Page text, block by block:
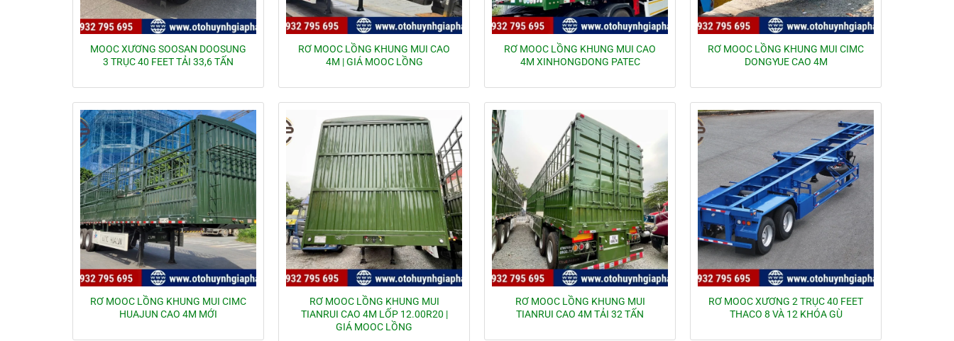
MOOC XƯƠNG SOOSAN DOOSUNG
3 TRỤC 40 FEET TẢI 33,6 TẤN
RƠ MOOC LỒNG KHUNG MUI CAO
4M | GIÁ MOOC LỒNG
RƠ MOOC LỒNG KHUNG MUI CAO
4M XINHONGDONG PATEC
RƠ MOOC LỒNG KHUNG MUI CIMC
DONGYUE CAO 4M
RƠ MOOC LỒNG KHUNG MUI CIMC
HUAJUN CAO 4M MỚI
RƠ MOOC LỒNG KHUNG MUI
TIANRUI CAO 4M LỐP 12.00R20 |
GIÁ MOOC LỒNG
RƠ MOOC LỒNG KHUNG MUI
TIANRUI CAO 4M TẢI 32 TẤN
RƠ MOOC XƯƠNG 2 TRỤC 40 FEET
THACO 8 VÀ 12 KHÓA GÙ